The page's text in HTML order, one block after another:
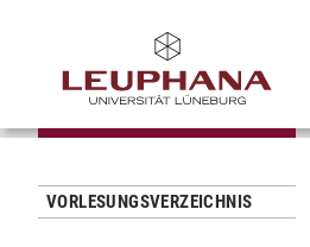
VORLESUNGSVERZEICHNIS